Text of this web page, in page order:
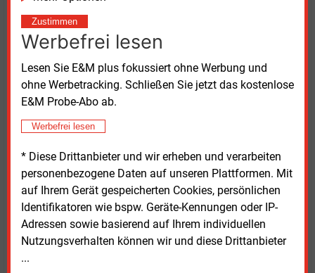
Zustimmen
Werbefrei lesen
Lesen Sie E&M plus fokussiert ohne Werbung und
ohne Werbetracking. Schließen Sie jetzt das kostenlose
E&M Probe-Abo ab.
Werbefrei lesen
* Diese Drittanbieter und wir erheben und verarbeiten
personenbezogene Daten auf unseren Plattformen. Mit
auf Ihrem Gerät gespeicherten Cookies, persönlichen
Identifikatoren wie bspw. Geräte-Kennungen oder IP-
Adressen sowie basierend auf Ihrem individuellen
Nutzungsverhalten können wir und diese Drittanbieter
...
Ista selbst will den Markt für Ladeinfrastruktur über
seine Tochter Chargemaker erschließen. Bis 2030
plant das Unternehmen Investitionen von bis zu
30 Millionen Euro und den Aufbau von rund 25.000
Ladepunkten im Gebäudesektor in Deutschland.
Befragung von 200 Entscheidern aus fünf
Wohnungsunternehmen“,
„Wohnungsgenossenschaften“, „Private
Wohnungsunternehmen“, „Projektentwickler“ sowie
„Asset Management- oder Investmentunternehmen“.
Die Befragten verfügten über Wohnungsbestände mit
insgesamt wenigstens mehr als 70 Stellplätzen, bei
denen die Errichtung von Ladesäulen bereits